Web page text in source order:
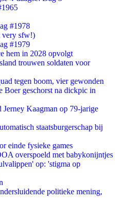
#1978
very sfw!)
#1979
hem in 2028 opvolgt
trouwen soldaten voor
tegen boom, vier gewonden
Boer geschorst na dickpic in
Kaagman op 79-jarige
staatsburgerschap bij
einde fysieke games
overspoeld met babykonijntjes
op: 'stigma op
politieke mening,